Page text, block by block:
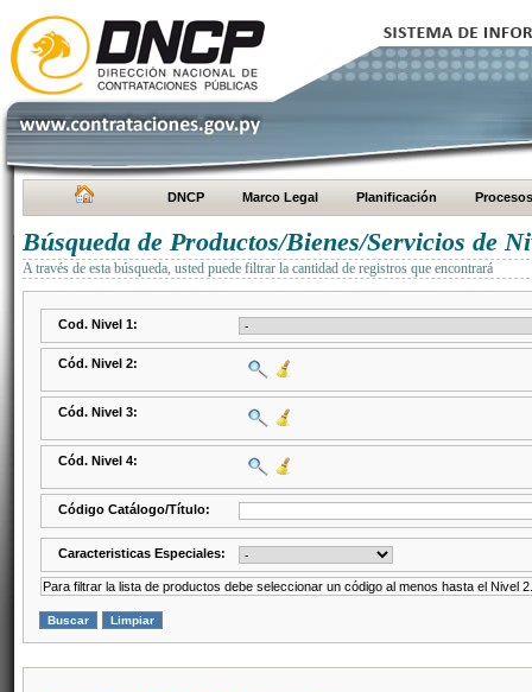
DNCP Marco Legal Planificación Procesos
Búsqueda de Productos/Bienes/Servicios de
A través de esta búsqueda, usted puede filtrar la cantidad de registros que encontrará
Cod. Nivel 1:
Cód. Nivel 2:
Cód. Nivel 3:
Cód. Nivel 4:
Código Catálogo/Título:
Caracteristicas Especiales:
Para filtrar la lista de productos debe seleccionar un código al menos hasta el Nivel 2.